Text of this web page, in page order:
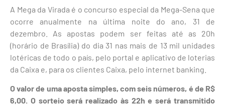
A Mega da Virada é o concurso especial da Mega-Sena que
ocorre anualmente na última noite do ano, 31 de
dezembro. As apostas podem ser feitas até as 20h
(horário de Brasília) do dia 31 nas mais de 13 mil unidades
lotéricas de todo o país, pelo portal e aplicativo de loterias
da Caixa e, para os clientes Caixa, pelo internet banking.
O valor de uma aposta simples, com seis números, é de R$
6,00. O sorteio será realizado às 22h e será transmitido